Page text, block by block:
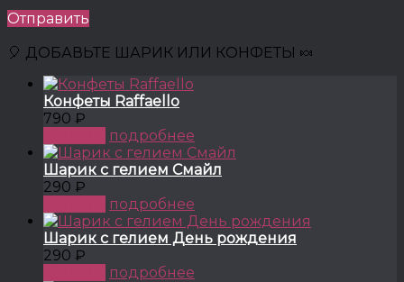
Отправить
🎈 ДОБАВЬТЕ ШАРИК ИЛИ КОНФЕТЫ 🍬
Конфеты Raffaello
790 ₽
подробнее
Шарик с гелием Смайл
290 ₽
подробнее
Шарик с гелием День рождения
290 ₽
подробнее